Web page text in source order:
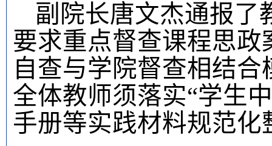
副院长唐文杰通报了
要求重点督查课程思
自查与学院督查相结
全体教师须落实“学生
手册等实践材料规范化